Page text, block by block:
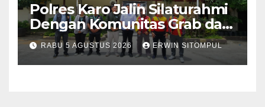
Polres Karo Jalin Silaturahmi
Dengan Komunitas Grab dan
Giseh, Perkuat Sinergi Jaga
Kamtibmas Jelang HUT RI
ke-81
RABU 5 AGUSTUS 2026 ERWIN SITOMPUL